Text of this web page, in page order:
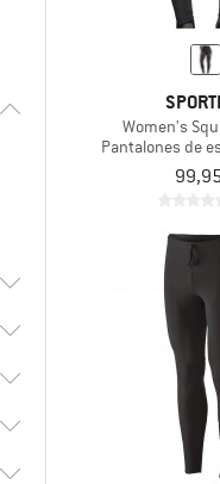
Women's
Pantalones de